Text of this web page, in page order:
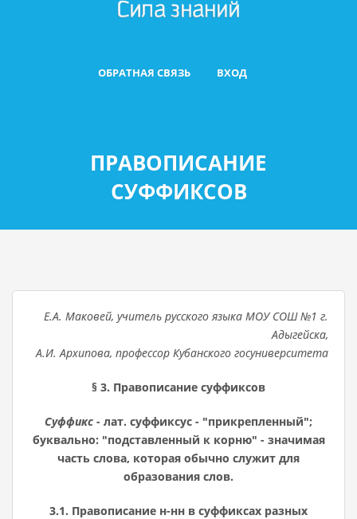
ОБРАТНАЯ СВЯЗЬ ВХОД
ПРАВОПИСАНИЕ
СУФФИКСОВ
Е.А. Маковей, учитель русского языка МОУ СОШ №1 г.
Адыгейска,
А.И. Архипова, профессор Кубанского госуниверситета
§ 3. Правописание суффиксов
Суффикс - лат. суффиксус - "прикрепленный";
буквально: "подставленный к корню" - значимая
часть слова, которая обычно служит для
образования слов.
3.1. Правописание н-нн в суффиксах разных